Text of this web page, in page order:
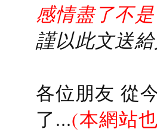
感情盡了不
謹以此文送
各位朋友 從
了...(本網站